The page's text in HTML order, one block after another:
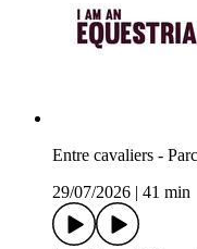
Entre cavaliers -
29/07/2026
41 min